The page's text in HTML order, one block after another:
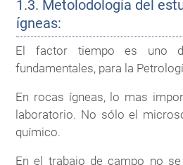
1.3. Metolodología del
ígneas:
El factor tiempo es uno
fundamentales, para la
En rocas ígneas, lo mas
laboratorio. No sólo el
químico.
En el trabajo de campo no